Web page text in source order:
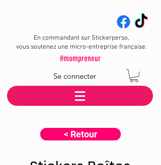
En commandant sur Stickerperso,
vous soutenez une micro-entreprise française.
#mompreneur
Se connecter
< Retour